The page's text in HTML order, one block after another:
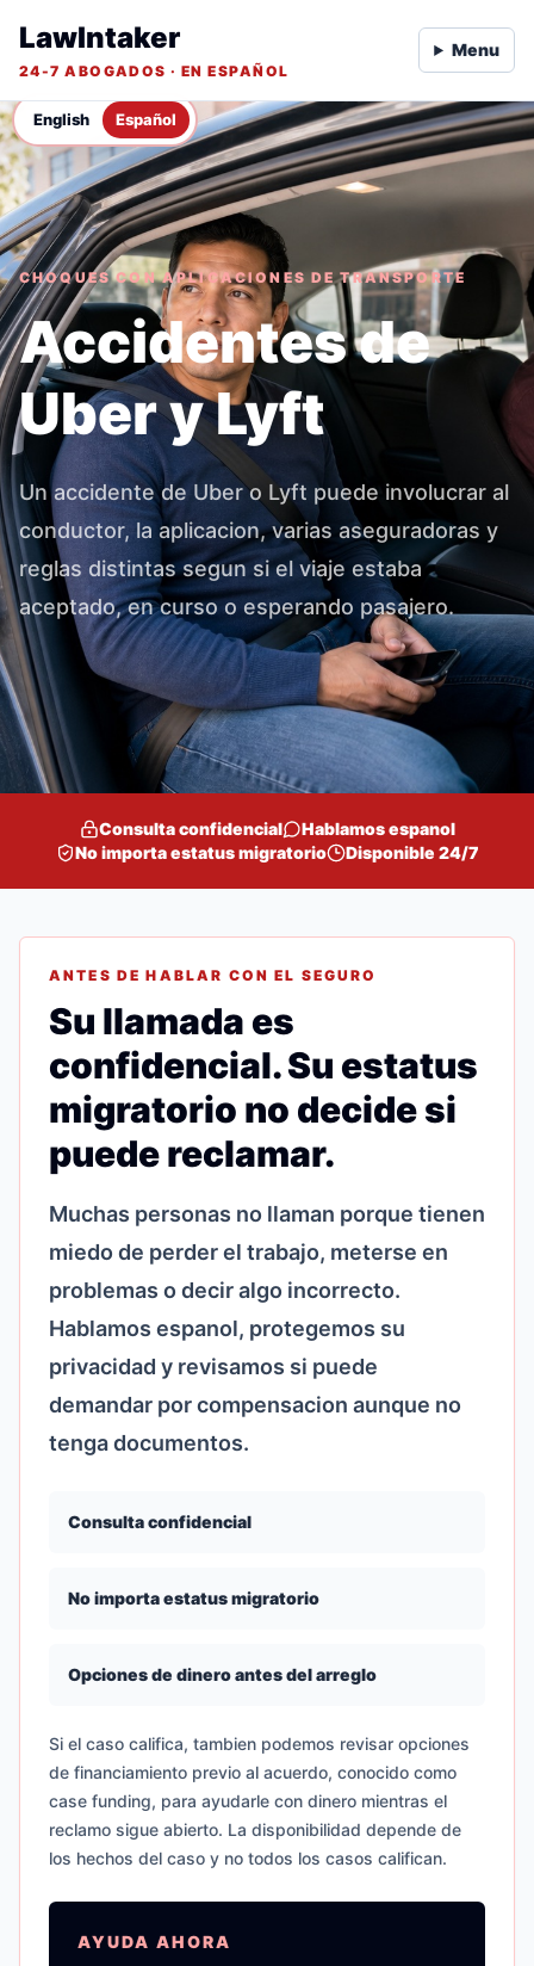
English Español
LawIntaker
24-7 ABOGADOS · EN ESPAÑOL
Menu
CHOQUES CON APLICACIONES DE TRANSPORTE
Accidentes de
Uber y Lyft
Un accidente de Uber o Lyft puede involucrar al
conductor, la aplicacion, varias aseguradoras y
reglas distintas segun si el viaje estaba
aceptado, en curso o esperando pasajero.
Consulta confidencial
Hablamos espanol
No importa estatus migratorio
Disponible 24/7
ANTES DE HABLAR CON EL SEGURO
Su llamada es
confidencial. Su estatus
migratorio no decide si
puede reclamar.
Muchas personas no llaman porque tienen
miedo de perder el trabajo, meterse en
problemas o decir algo incorrecto.
Hablamos espanol, protegemos su
privacidad y revisamos si puede
demandar por compensacion aunque no
tenga documentos.
Consulta confidencial
No importa estatus migratorio
Opciones de dinero antes del arreglo
Si el caso califica, tambien podemos revisar opciones
de financiamiento previo al acuerdo, conocido como
case funding, para ayudarle con dinero mientras el
reclamo sigue abierto. La disponibilidad depende de
los hechos del caso y no todos los casos califican.
AYUDA AHORA